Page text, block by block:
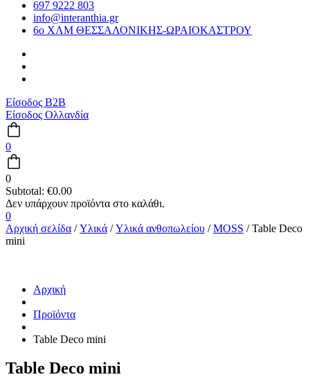
697 9222 803
info@interanthia.gr
6ο ΧΛΜ ΘΕΣΣΑΛΟΝΙΚΗΣ-ΩΡΑΙΟΚΑΣΤΡΟΥ
Είσοδος B2B
Είσοδος Ολλανδία
0
0
Subtotal: €0.00
0
Αρχική σελίδα /Υλικά /Υλικά ανθοπωλείου /MOSS / Table Deco
mini
Αρχική
Προϊόντα
Table Deco mini
Table Deco mini